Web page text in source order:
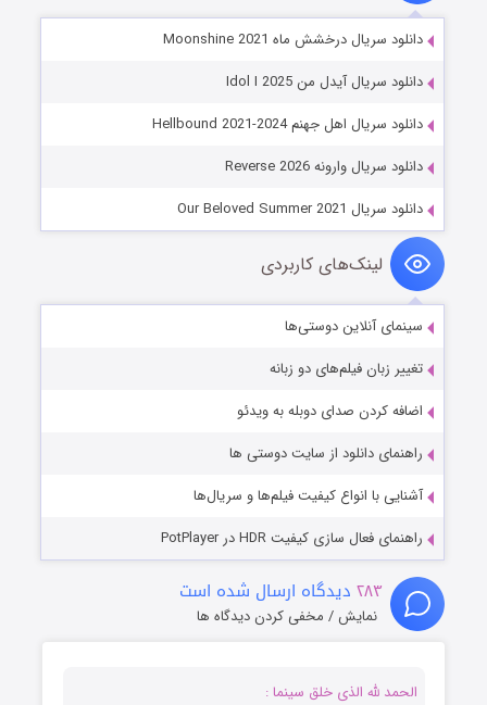
دانلود سریال درخشش ماه Moonshine 2021
دانلود سریال آیدل من Idol I 2025
دانلود سریال اهل جهنم Hellbound 2021-2024
دانلود سریال وارونه Reverse 2026
دانلود سریال Our Beloved Summer 2021
لینک‌های کاربردی
سینمای آنلاین دوستی‌ها
تغییر زبان فیلم‌های دو زبانه
اضافه کردن صدای دوبله به ویدئو
راهنمای دانلود از سایت دوستی ها
آشنایی با انواع کیفیت فیلم‌ها و سریال‌ها
راهنمای فعال سازی کیفیت HDR در PotPlayer
۲۸۳ دیدگاه ارسال شده است
نمایش / مخفی کردن دیدگاه ها
الحمد لله الذی خلق سینما :